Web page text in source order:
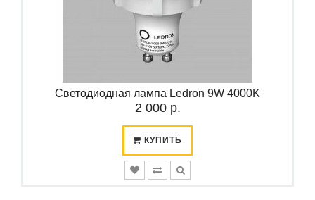
Светодиодная лампа Ledron 9W 4000K
2 000 р.
КУПИТЬ